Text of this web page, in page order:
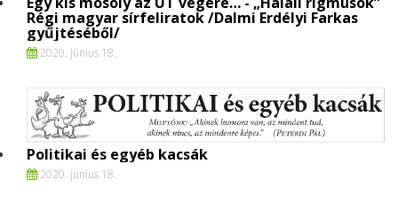
Régi magyar sírfeliratok /Dalmi Erdélyi Farkas
gyűjtéséből/
2020. június 18.
Politikai és egyéb kacsák
2020. június 18.